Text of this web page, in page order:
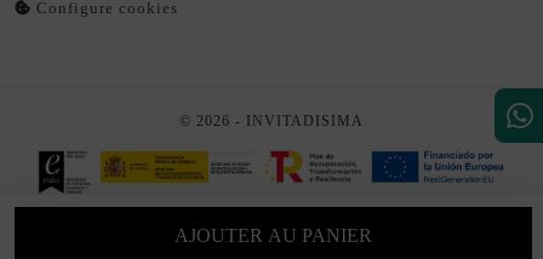
AJOUTER AU PANIER
Configure cookies
© 2026 - INVITADISIMA